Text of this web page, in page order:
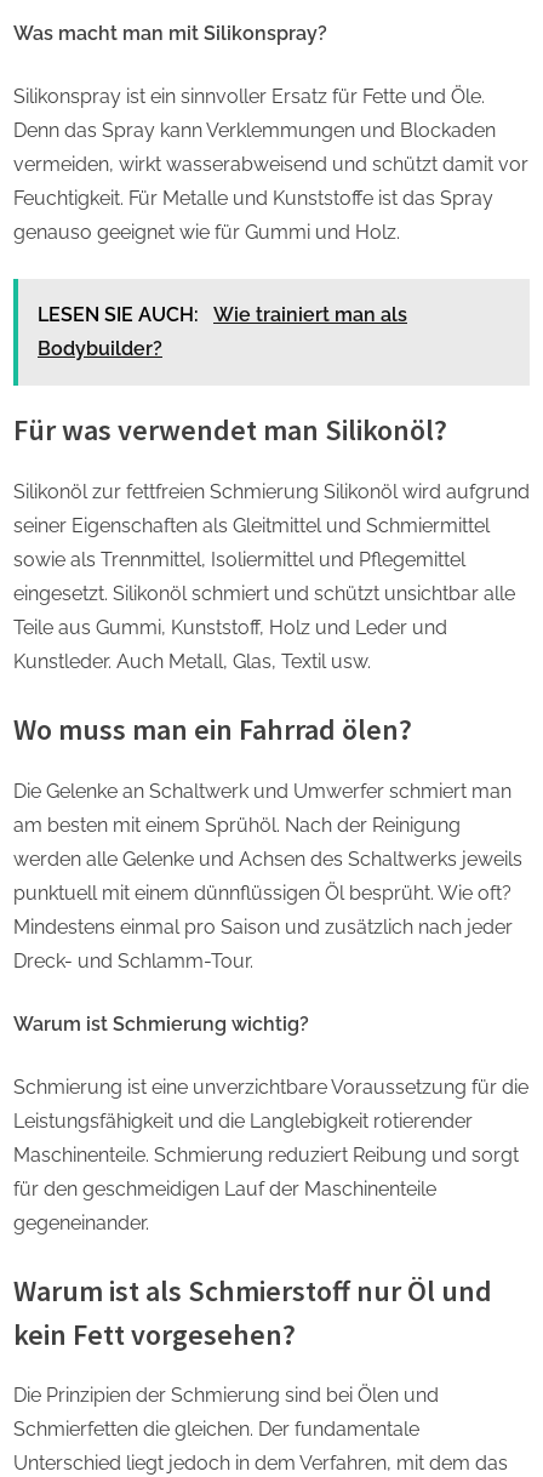
Was macht man mit Silikonspray?
Silikonspray ist ein sinnvoller Ersatz für Fette und Öle.
Denn das Spray kann Verklemmungen und Blockaden
vermeiden, wirkt wasserabweisend und schützt damit vor
Feuchtigkeit. Für Metalle und Kunststoffe ist das Spray
genauso geeignet wie für Gummi und Holz.
LESEN SIE AUCH:
Wie trainiert man als
Bodybuilder?
Für was verwendet man Silikonöl?
Silikonöl zur fettfreien Schmierung Silikonöl wird aufgrund
seiner Eigenschaften als Gleitmittel und Schmiermittel
sowie als Trennmittel, Isoliermittel und Pflegemittel
eingesetzt. Silikonöl schmiert und schützt unsichtbar alle
Teile aus Gummi, Kunststoff, Holz und Leder und
Kunstleder. Auch Metall, Glas, Textil usw.
Wo muss man ein Fahrrad ölen?
Die Gelenke an Schaltwerk und Umwerfer schmiert man
am besten mit einem Sprühöl. Nach der Reinigung
werden alle Gelenke und Achsen des Schaltwerks jeweils
punktuell mit einem dünnflüssigen Öl besprüht. Wie oft?
Mindestens einmal pro Saison und zusätzlich nach jeder
Dreck- und Schlamm-Tour.
Warum ist Schmierung wichtig?
Schmierung ist eine unverzichtbare Voraussetzung für die
Leistungsfähigkeit und die Langlebigkeit rotierender
Maschinenteile. Schmierung reduziert Reibung und sorgt
für den geschmeidigen Lauf der Maschinenteile
gegeneinander.
Warum ist als Schmierstoff nur Öl und
kein Fett vorgesehen?
Die Prinzipien der Schmierung sind bei Ölen und
Schmierfetten die gleichen. Der fundamentale
Unterschied liegt jedoch in dem Verfahren, mit dem das